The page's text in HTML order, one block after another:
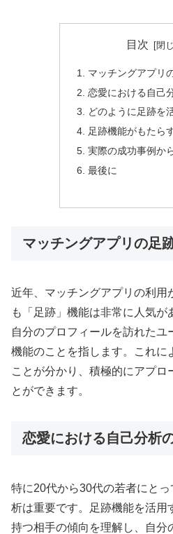
目次
マッチングアプリ
恋愛における自己
どのように足跡を
足跡機能がもたら
実際の成功事例か
最後に
マッチングアプリの足
近年、マッチングアプリの利用
も「足跡」機能は非常に人気が
自分のプロフィールを訪れたユ
機能のことを指します。これに
ことが分かり、積極的にアプロ
とができます。
恋愛における自己分析
特に20代から30代の若者にと
析は重要です。足跡機能を活用
持つ相手の傾向を理解し、自分